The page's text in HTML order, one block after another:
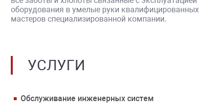
оборудования в умелые руки квалифицированных
мастеров специализированной компании.
УСЛУГИ
Обслуживание инженерных систем